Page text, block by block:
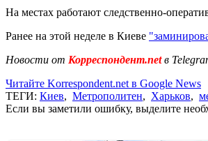
На местах работают следственно-
Ранее на этой неделе в Киеве
Новости от Корреспондент.netв
Читайте Korrespondent.net в Google News
ТЕГИ: Киев, Метрополитен, Харьков,
Если вы заметили ошибку, выделите